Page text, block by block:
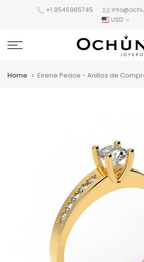
+1 9545985745
USD
Home Eirene Peace - Anillos de